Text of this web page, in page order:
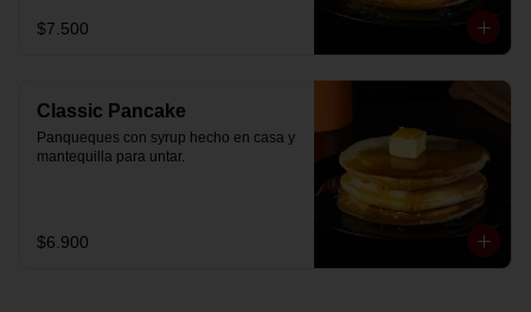
$7.500
Classic Pancake
Panqueques con syrup hecho en casa y
mantequilla para untar.
$6.900